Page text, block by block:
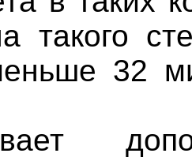
такого
32